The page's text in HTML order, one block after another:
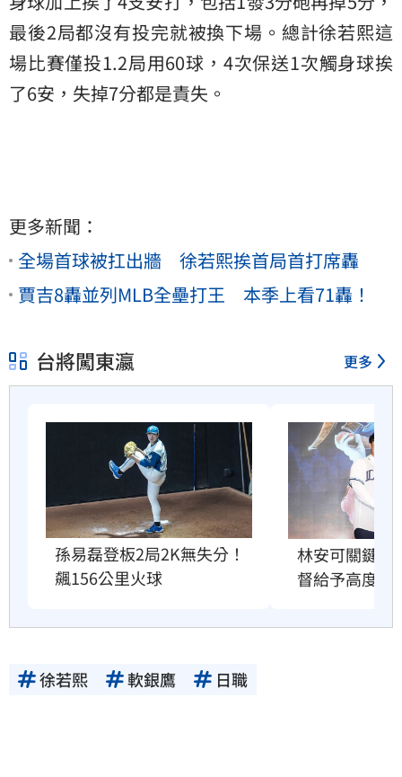
最後2局都沒有投完就被換下場。總計徐若熙這
場比賽僅投1.2局用60球，4次保送1次觸身球挨
了6安，失掉7分都是責失。
更多新聞：
全場首球被扛出牆 徐若熙挨首局首打席轟
賈吉8轟並列MLB全壘打王 本季上看71轟！
台將闖東瀛 更多
孫易磊登板2局2K無失分！
飆156公里火球
林安可關鍵安
督給予高度評
徐若熙 軟銀鷹 日職